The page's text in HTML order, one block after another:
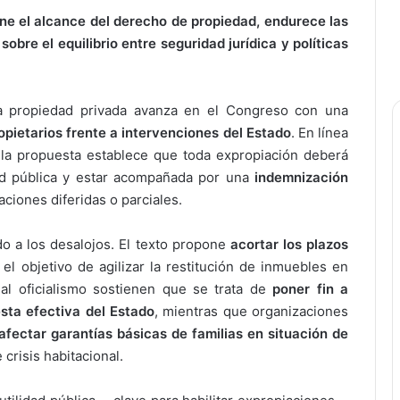
el alcance del derecho de propiedad, endurece las
el equilibrio entre seguridad jurídica y políticas
privada avanza en el Congreso con una
frente a intervenciones del Estado. En línea
propuesta establece que toda expropiación deberá
y estar acompañada por una indemnización
diferidas o parciales.
a los desalojos. El texto propone acortar los plazos
objetivo de agilizar la restitución de inmuebles en
oficialismo sostienen que se trata de poner fin a
efectiva del Estado, mientras que organizaciones
garantías básicas de familias en situación de
crisis habitacional.